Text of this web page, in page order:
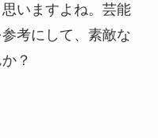
いますよね。芸能
考にして、素敵な
？